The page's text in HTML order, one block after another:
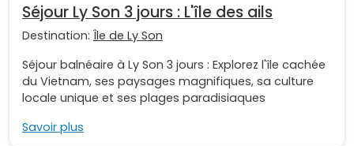
Séjour Ly Son 3 jours : L'île des ails
Destination: Île de Ly Son
Séjour balnéaire à Ly Son 3 jours : Explorez l'île cachée
du Vietnam, ses paysages magnifiques, sa culture
locale unique et ses plages paradisiaques
Savoir plus